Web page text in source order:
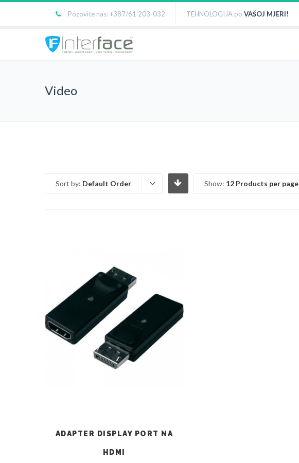
Pozovite nas: +387/61 203-032 TEHNOLOGIJA po VAŠOJ MJERI!
Video
Sort by: Default Order Show: 12 Products per page
ADAPTER DISPLAY PORT NA
HDMI